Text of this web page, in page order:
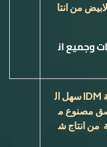
الابيض من انتا
وجميع ان
IDMسهل ال
مصنوع م
من انتاج ش